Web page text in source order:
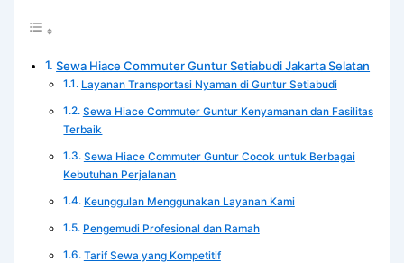
Sewa Hiace Commuter Guntur Setiabudi Jakarta Selatan
Layanan Transportasi Nyaman di Guntur Setiabudi
Sewa Hiace Commuter Guntur Kenyamanan dan Fasilitas
Terbaik
Sewa Hiace Commuter Guntur Cocok untuk Berbagai
Kebutuhan Perjalanan
Keunggulan Menggunakan Layanan Kami
Pengemudi Profesional dan Ramah
Tarif Sewa yang Kompetitif